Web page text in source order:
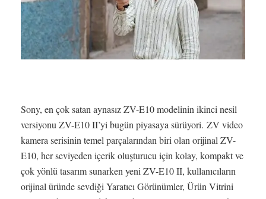
Sony, en çok satan aynasız ZV-E10 modelinin ikinci nesil
versiyonu ZV-E10 II’yi bugün piyasaya sürüyori. ZV video
kamera serisinin temel parçalarından biri olan orijinal ZV-
E10, her seviyeden içerik oluşturucu için kolay, kompakt ve
çok yönlü tasarım sunarken yeni ZV-E10 II, kullanıcıların
orijinal üründe sevdiği Yaratıcı Görünümler, Ürün Vitrini